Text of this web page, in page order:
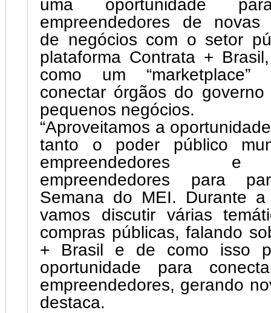
uma oportunidade
empreendedores de novas
de negócios com o setor
plataforma Contrata +
como um “marketplace”
conectar órgãos do
pequenos negócios.
“Aproveitamos a
tanto o poder público
empreendedores e
empreendedores para
Semana do MEI. Durante a
vamos discutir várias
compras públicas, falando
+ Brasil e de como isso
oportunidade para
empreendedores, gerando
destaca.